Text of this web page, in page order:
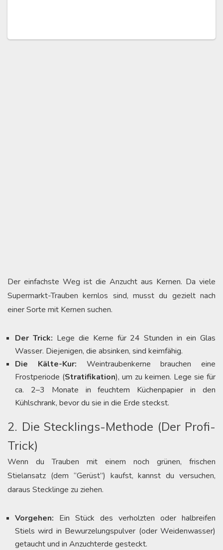
Der einfachste Weg ist die Anzucht aus Kernen. Da viele
Supermarkt-Trauben kernlos sind, musst du gezielt nach
einer Sorte mit Kernen suchen.
Der Trick: Lege die Kerne für 24 Stunden in ein Glas
Wasser. Diejenigen, die absinken, sind keimfähig.
Die Kälte-Kur: Weintraubenkerne brauchen eine
Frostperiode (Stratifikation), um zu keimen. Lege sie für
ca. 2–3 Monate in feuchtem Küchenpapier in den
Kühlschrank, bevor du sie in die Erde steckst.
2. Die Stecklings-Methode (Der Profi-
Trick)
Wenn du Trauben mit einem noch grünen, frischen
Stielansatz (dem “Gerüst”) kaufst, kannst du versuchen,
daraus Stecklinge zu ziehen.
Vorgehen: Ein Stück des verholzten oder halbreifen
Stiels wird in Bewurzelungspulver (oder Weidenwasser)
getaucht und in Anzuchterde gesteckt.